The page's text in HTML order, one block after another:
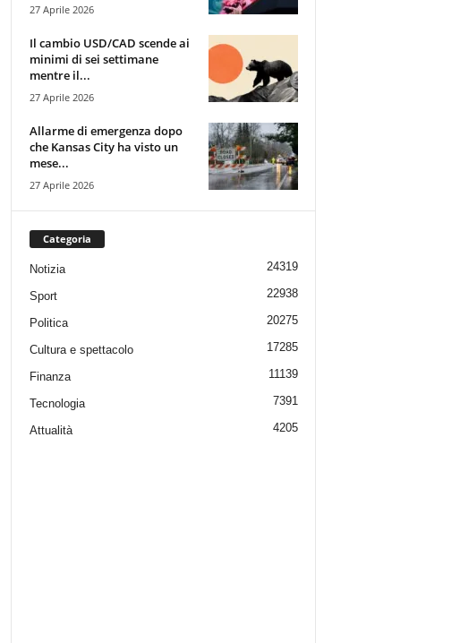
27 Aprile 2026
Il cambio USD/CAD scende ai
minimi di sei settimane
mentre il...
27 Aprile 2026
Allarme di emergenza dopo
che Kansas City ha visto un
mese...
27 Aprile 2026
Categoria
Notizia 24319
Sport 22938
Politica 20275
Cultura e spettacolo 17285
Finanza 11139
Tecnologia 7391
Attualità 4205